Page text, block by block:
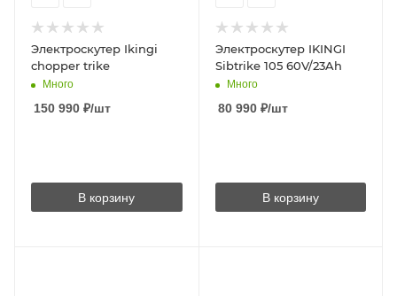
Электроскутер Ikingi
chopper trike
Много
150 990 ₽/шт
В корзину
Электроскутер IKINGI
Sibtrike 105 60V/23Ah
Много
80 990₽/шт
В корзину